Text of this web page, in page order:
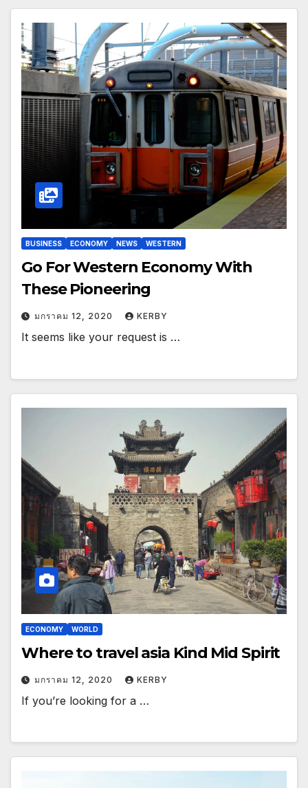
BUSINESS ECONOMY NEWS WESTERN
Go For Western Economy With
These Pioneering
มกราคม 12, 2020 KERBY
It seems like your request is …
ECONOMY WORLD
Where to travel asia Kind Mid Spirit
มกราคม 12, 2020 KERBY
If you’re looking for a …